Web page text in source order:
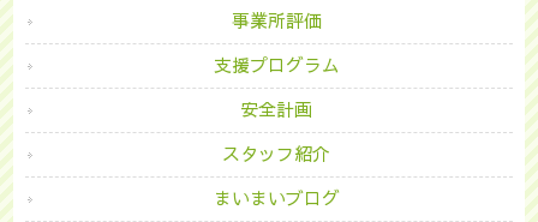
事業所評価
支援プログラム
安全計画
スタッフ紹介
まいまいブログ